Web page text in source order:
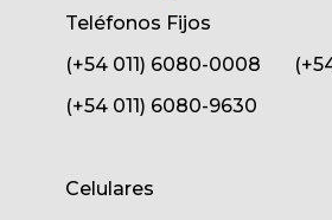
Teléfonos Fijos
(+54 011) 6080-0008
(+54 011) 6080-9630
Celulares